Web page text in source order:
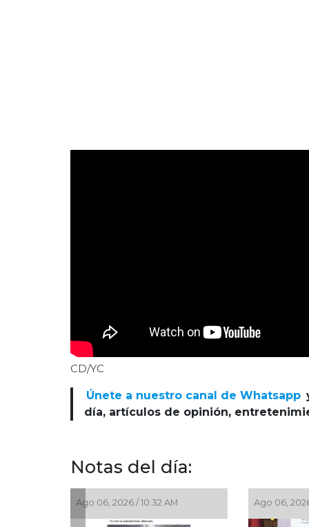
CD/YC
Únete a nuestro canal de Whatsapp
día, artículos de opinión,
Notas del día:
Ago 06, 2026 / 10:32 AM Ago 06,